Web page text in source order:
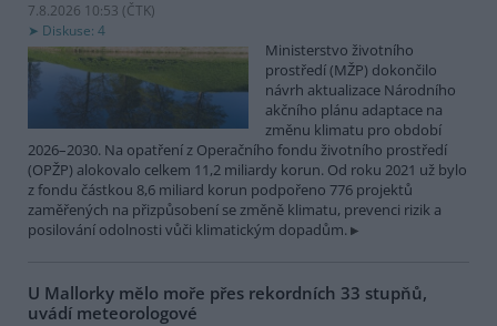
7.8.2026 10:53 (ČTK)
Diskuse: 4
Ministerstvo životního
prostředí (MŽP) dokončilo
návrh aktualizace Národního
akčního plánu adaptace na
změnu klimatu pro období
2026–2030. Na opatření z Operačního fondu životního prostředí
(OPŽP) alokovalo celkem 11,2 miliardy korun. Od roku 2021 už bylo
z fondu částkou 8,6 miliard korun podpořeno 776 projektů
zaměřených na přizpůsobení se změně klimatu, prevenci rizik a
posilování odolnosti vůči klimatickým dopadům.
U Mallorky mělo moře přes rekordních 33 stupňů,
uvádí meteorologové